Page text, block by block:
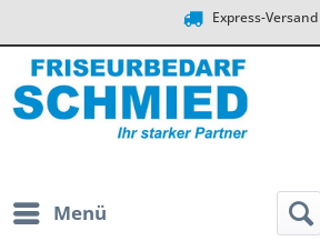
Express-Versand
Menü